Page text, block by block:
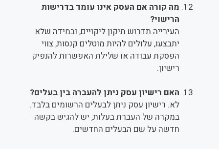
מה קורה אם העסק אינו עומד בדרישות
הרישוי?
העירייה תדרוש תיקון ליקויים, ובמידה שלא
יתבצעו, עלולים להיות מוטלים קנסות, צווי
הפסקת עבודה או שלילת האפשרות להנפיק
רישיון.
האם רישיון עסק ניתן להעברה בין בעלים?
לא. רישיון עסק ניתן לבעלים הרשומים בלבד.
במקרה של העברת בעלות, יש להגיש בקשה
חדשה על שם הבעלים החדשים.